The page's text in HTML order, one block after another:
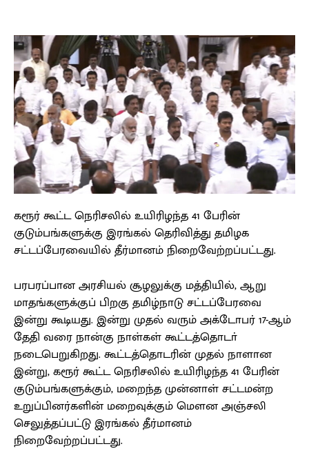
கரூர் கூட்ட நெரிசலில் உயிரிழந்த 41 பேரின்
குடும்பங்களுக்கு இரங்கல் தெரிவித்து தமிழக
சட்டப்பேரவையில் தீர்மானம் நிறைவேற்றப்பட்டது.
பரபரப்பான அரசியல் சூழலுக்கு மத்தியில், ஆறு
மாதங்களுக்குப் பிறகு தமிழ்நாடு சட்டப்பேரவை
இன்று கூடியது. இன்று முதல் வரும் அக்டோபர் 17-ஆம்
தேதி வரை நான்கு நாள்கள் கூட்டத்தொடா்
நடைபெறுகிறது. கூட்டத்தொடரின் முதல் நாளான
இன்று, கரூர் கூட்ட நெரிசலில் உயிரிழந்த 41 பேரின்
குடும்பங்களுக்கும், மறைந்த முன்னாள் சட்டமன்ற
உறுப்பினர்களின் மறைவுக்கும் மெளன அஞ்சலி
செலுத்தப்பட்டு இரங்கல் தீர்மானம்
நிறைவேற்றப்பட்டது.